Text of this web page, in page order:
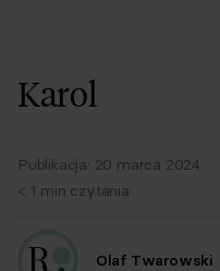
Karol
Publikacja: 20 marca 2024 ·
< 1 min czytania
Olaf Twarowski